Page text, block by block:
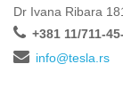
Dr Ivana Ribara
+381 11/711-
info@tesla.rs